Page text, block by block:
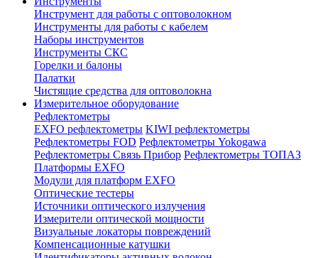
Инструмент для работы с оптоволокном
Инструменты для работы с кабелем
Наборы инструментов
Инструменты СКС
Горелки и балоны
Палатки
Чистящие средства для оптоволокна
Измерительное оборудование
Рефлектометры
EXFO рефлектометры KIWI рефлектометры
Рефлектометры FOD Рефлектометры Yokogawa
Рефлектометры Связь Прибор Рефлектометры ТОПАЗ
Платформы EXFO
Модули для платформ EXFO
Оптические тестеры
Источники оптического излучения
Измерители оптической мощности
Визуальные локаторы повреждений
Компенсационные катушки